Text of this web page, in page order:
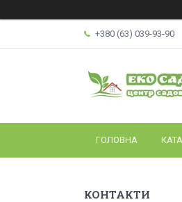
+380 (63) 039-93-90
ГОЛОВНА
КОНТАКТИ